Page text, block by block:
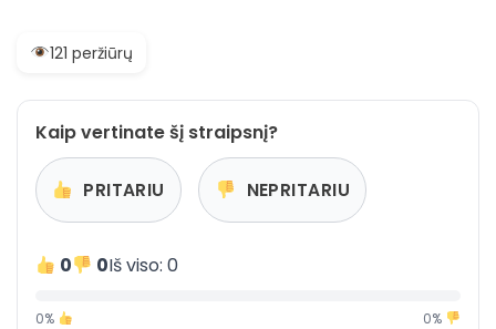
121 peržiūrų
Kaip vertinate šį straipsnį?
PRITARIU NEPRITARIU
0 0Iš viso: 0
0% 0%